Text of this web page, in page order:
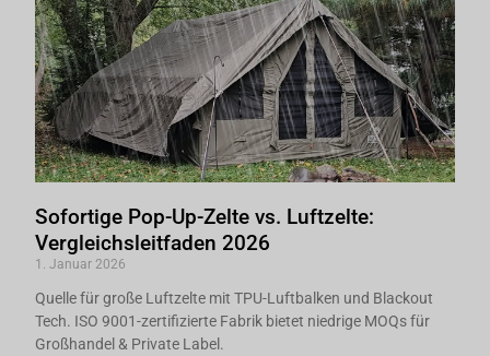
Sofortige Pop-Up-Zelte vs. Luftzelte:
Vergleichsleitfaden 2026
1. Januar 2026
Quelle für große Luftzelte mit TPU-Luftbalken und Blackout
Tech. ISO 9001-zertifizierte Fabrik bietet niedrige MOQs für
Großhandel & Private Label.